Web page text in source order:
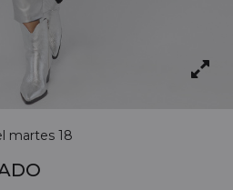
martes 18